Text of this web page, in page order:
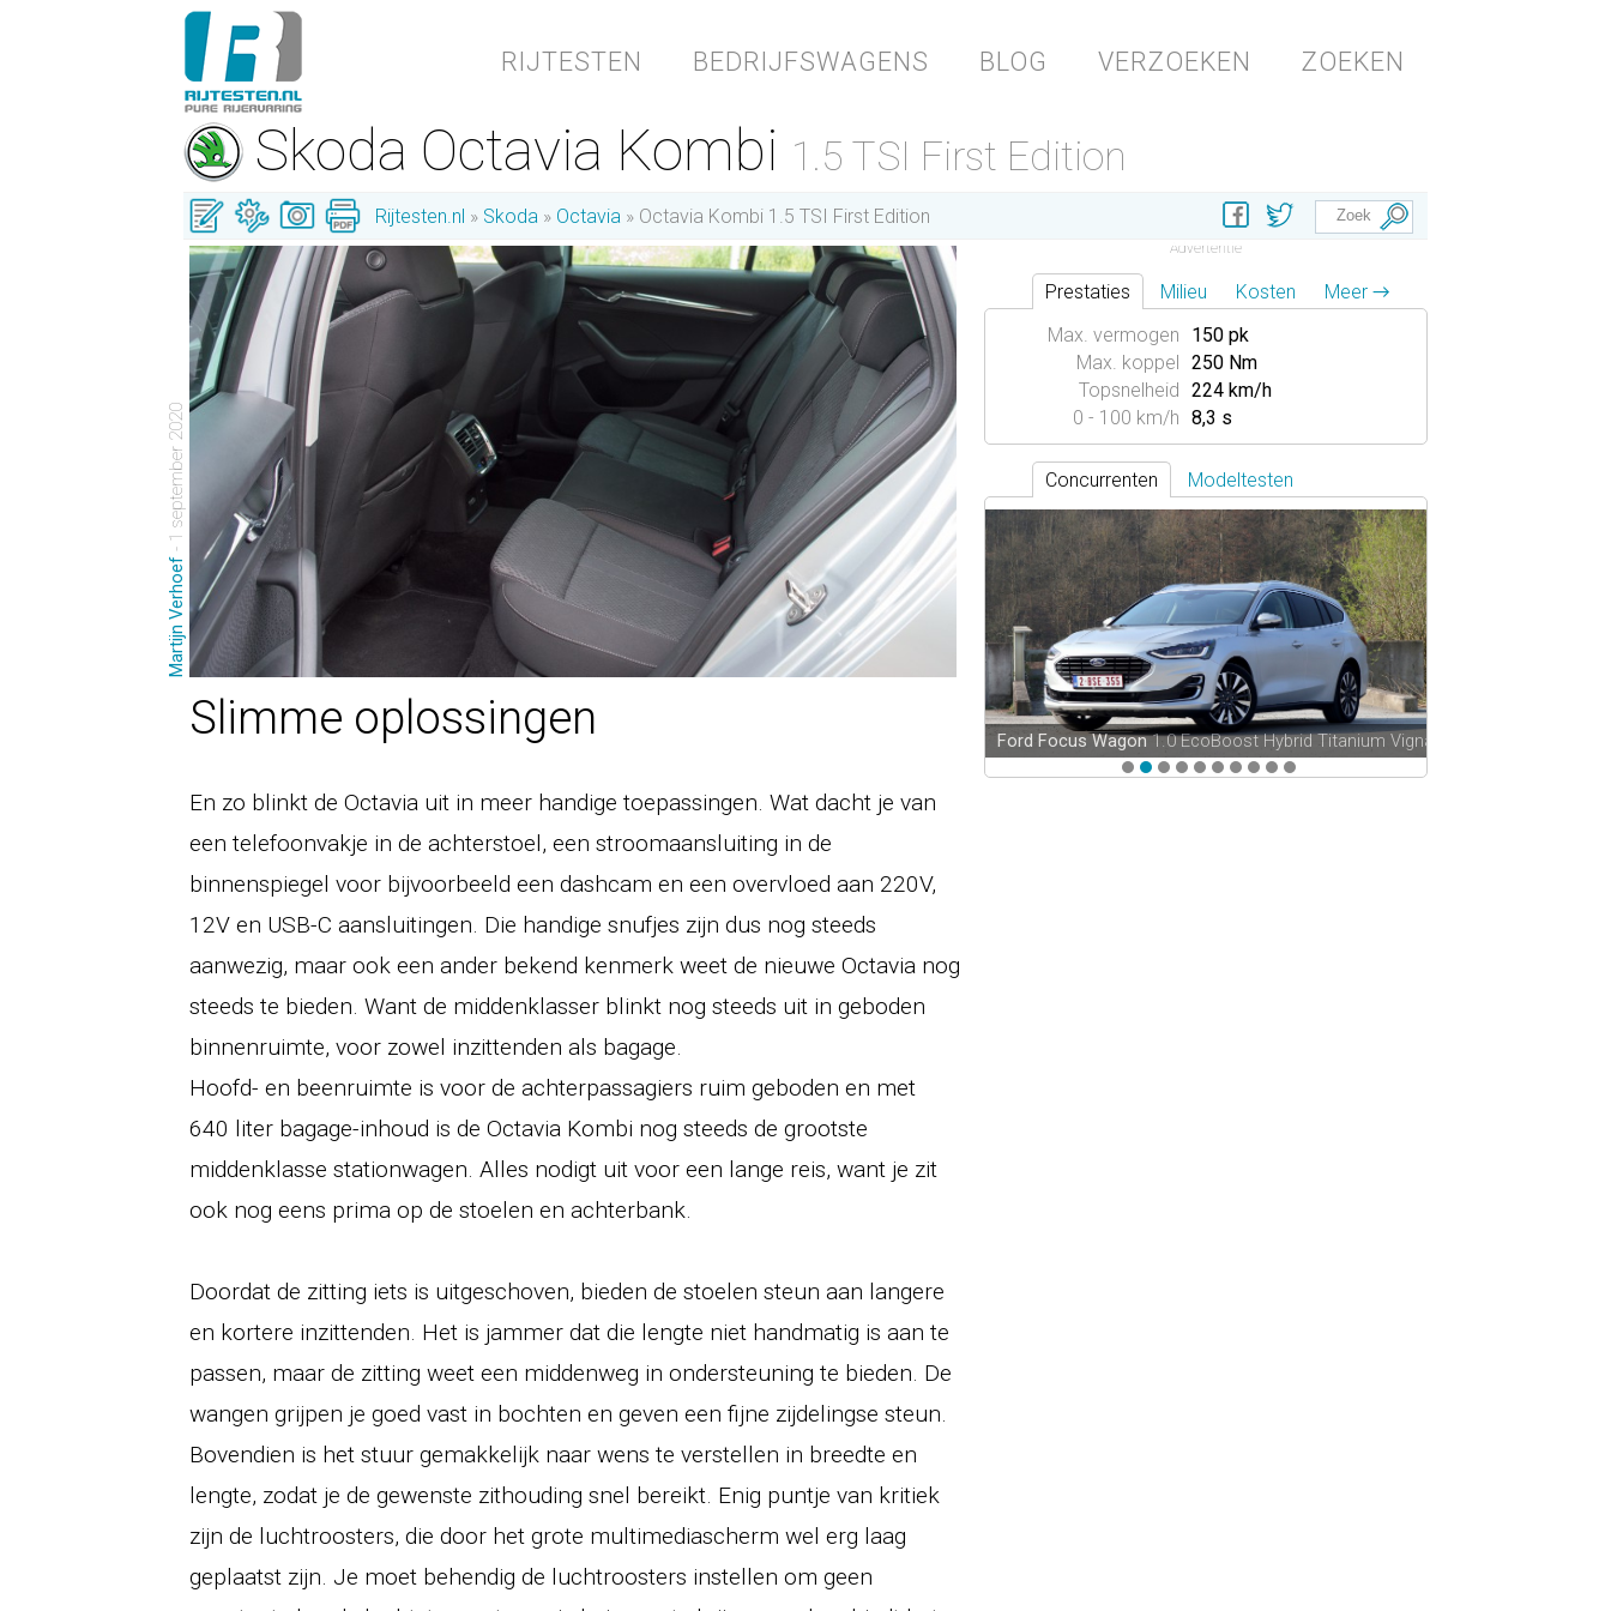
RIJTESTEN BEDRIJFSWAGENS BLOG VERZOEKEN ZOEKEN
Skoda Octavia Kombi 1.5 TSI First Edition
Rijtesten.nl Skoda Octavia Octavia Kombi 1.5 TSI First Edition
Martijn Verhoef
- 1 september 2020
Slimme oplossingen
En zo blinkt de Octavia uit in meer handige toepassingen. Wat dacht je van
een telefoonvakje in de achterstoel, een stroomaansluiting in de
binnenspiegel voor bijvoorbeeld een dashcam en een overvloed aan 220V,
12V en USB-C aansluitingen. Die handige snufjes zijn dus nog steeds
aanwezig, maar ook een ander bekend kenmerk weet de nieuwe Octavia nog
steeds te bieden. Want de middenklasser blinkt nog steeds uit in geboden
binnenruimte, voor zowel inzittenden als bagage.
Hoofd- en beenruimte is voor de achterpassagiers ruim geboden en met
640 liter bagage-inhoud is de Octavia Kombi nog steeds de grootste
middenklasse stationwagen. Alles nodigt uit voor een lange reis, want je zit
ook nog eens prima op de stoelen en achterbank.
Doordat de zitting iets is uitgeschoven, bieden de stoelen steun aan langere
en kortere inzittenden. Het is jammer dat die lengte niet handmatig is aan te
passen, maar de zitting weet een middenweg in ondersteuning te bieden. De
wangen grijpen je goed vast in bochten en geven een fijne zijdelingse steun.
Bovendien is het stuur gemakkelijk naar wens te verstellen in breedte en
lengte, zodat je de gewenste zithouding snel bereikt. Enig puntje van kritiek
zijn de luchtroosters, die door het grote multimediascherm wel erg laag
geplaatst zijn. Je moet behendig de luchtroosters instellen om geen
Prestaties Milieu Kosten
Meer →
Max. vermogen
150 pk
Max. koppel 250 Nm
Topsnelheid 224 km/h
0 - 100 km/h 8,3 s
Concurrenten Modeltesten
Ford Focus Wagon1.0 EcoBoost Hybrid Titanium Vignale